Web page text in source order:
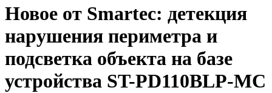
Новое от Smartec: детекция
нарушения периметра и
подсветка объекта на базе
устройства ST-PD110BLP-MC